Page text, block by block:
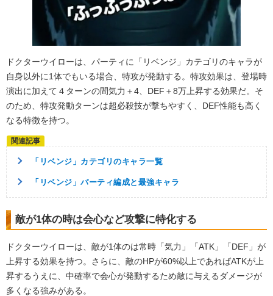
ドクターウイローは、パーティに「リベンジ」カテゴリのキャラが
自身以外に1体でもいる場合、特攻が発動する。特攻効果は、登場時
演出に加えて４ターンの間気力＋4、DEF＋8万上昇する効果だ。そ
のため、特攻発動ターンは超必殺技が撃ちやすく、DEF性能も高く
なる特徴を持つ。
「リベンジ」カテゴリのキャラ一覧
「リベンジ」パーティ編成と最強キャラ
敵が1体の時は会心など攻撃に特化する
ドクターウイローは、敵が1体のは常時「気力」「ATK」「DEF」が
上昇する効果を持つ。さらに、敵のHPが60%以上であればATKが上
昇するうえに、中確率で会心が発動するため敵に与えるダメージが
多くなる強みがある。